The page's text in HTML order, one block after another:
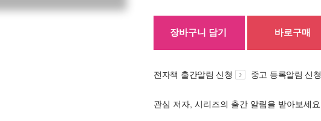
장바구니 담기 바로구매
전자책 출간알림 신청 중고 등록알림 신청
관심 저자, 시리즈의 출간 알림을 받아보세요